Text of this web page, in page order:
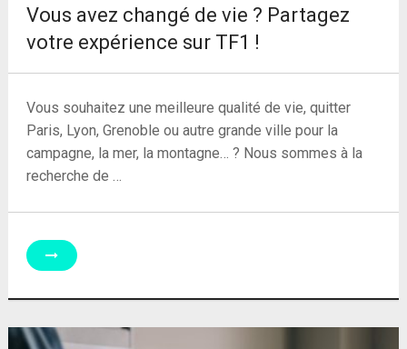
Vous avez changé de vie ? Partagez
votre expérience sur TF1 !
Vous souhaitez une meilleure qualité de vie, quitter
Paris, Lyon, Grenoble ou autre grande ville pour la
campagne, la mer, la montagne… ? Nous sommes à la
recherche de …